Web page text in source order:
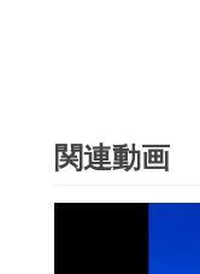
関連動画